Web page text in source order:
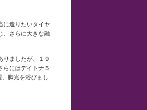
に造りたいタイヤ
、さらに大きな融
りましたが、１９
らにはデイトナ５
脚光を浴びまし